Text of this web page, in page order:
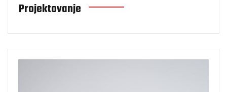
Projektovanje